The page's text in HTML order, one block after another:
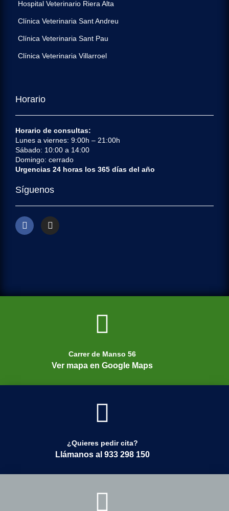
Hospital Veterinario Riera Alta
Clínica Veterinaria Sant Andreu
Clínica Veterinaria Sant Pau
Clínica Veterinaria Villarroel
Horario
Horario de consultas:
Lunes a viernes: 9:00h – 21:00h
Sábado: 10:00 a 14:00
Domingo: cerrado
Urgencias 24 horas los 365 días del año
Síguenos
Carrer de Manso 56
Ver mapa en Google Maps
¿Quieres pedir cita?
Llámanos al 933 298 150